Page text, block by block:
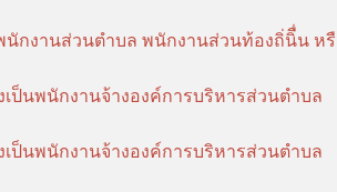
นักงานส่วนตำบล พนักงานส่วนท้องถิ่นิื่น ห
ป็นพนักงานจ้างองค์การบริหารส่วนตำบล
ป็นพนักงานจ้างองค์การบริหารส่วนตำบล